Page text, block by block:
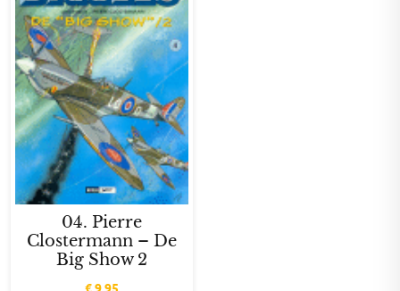
04. Pierre
Clostermann – De
Big Show 2
€9,95